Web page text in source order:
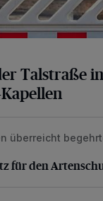
Talstraße in
den
überreicht
für den